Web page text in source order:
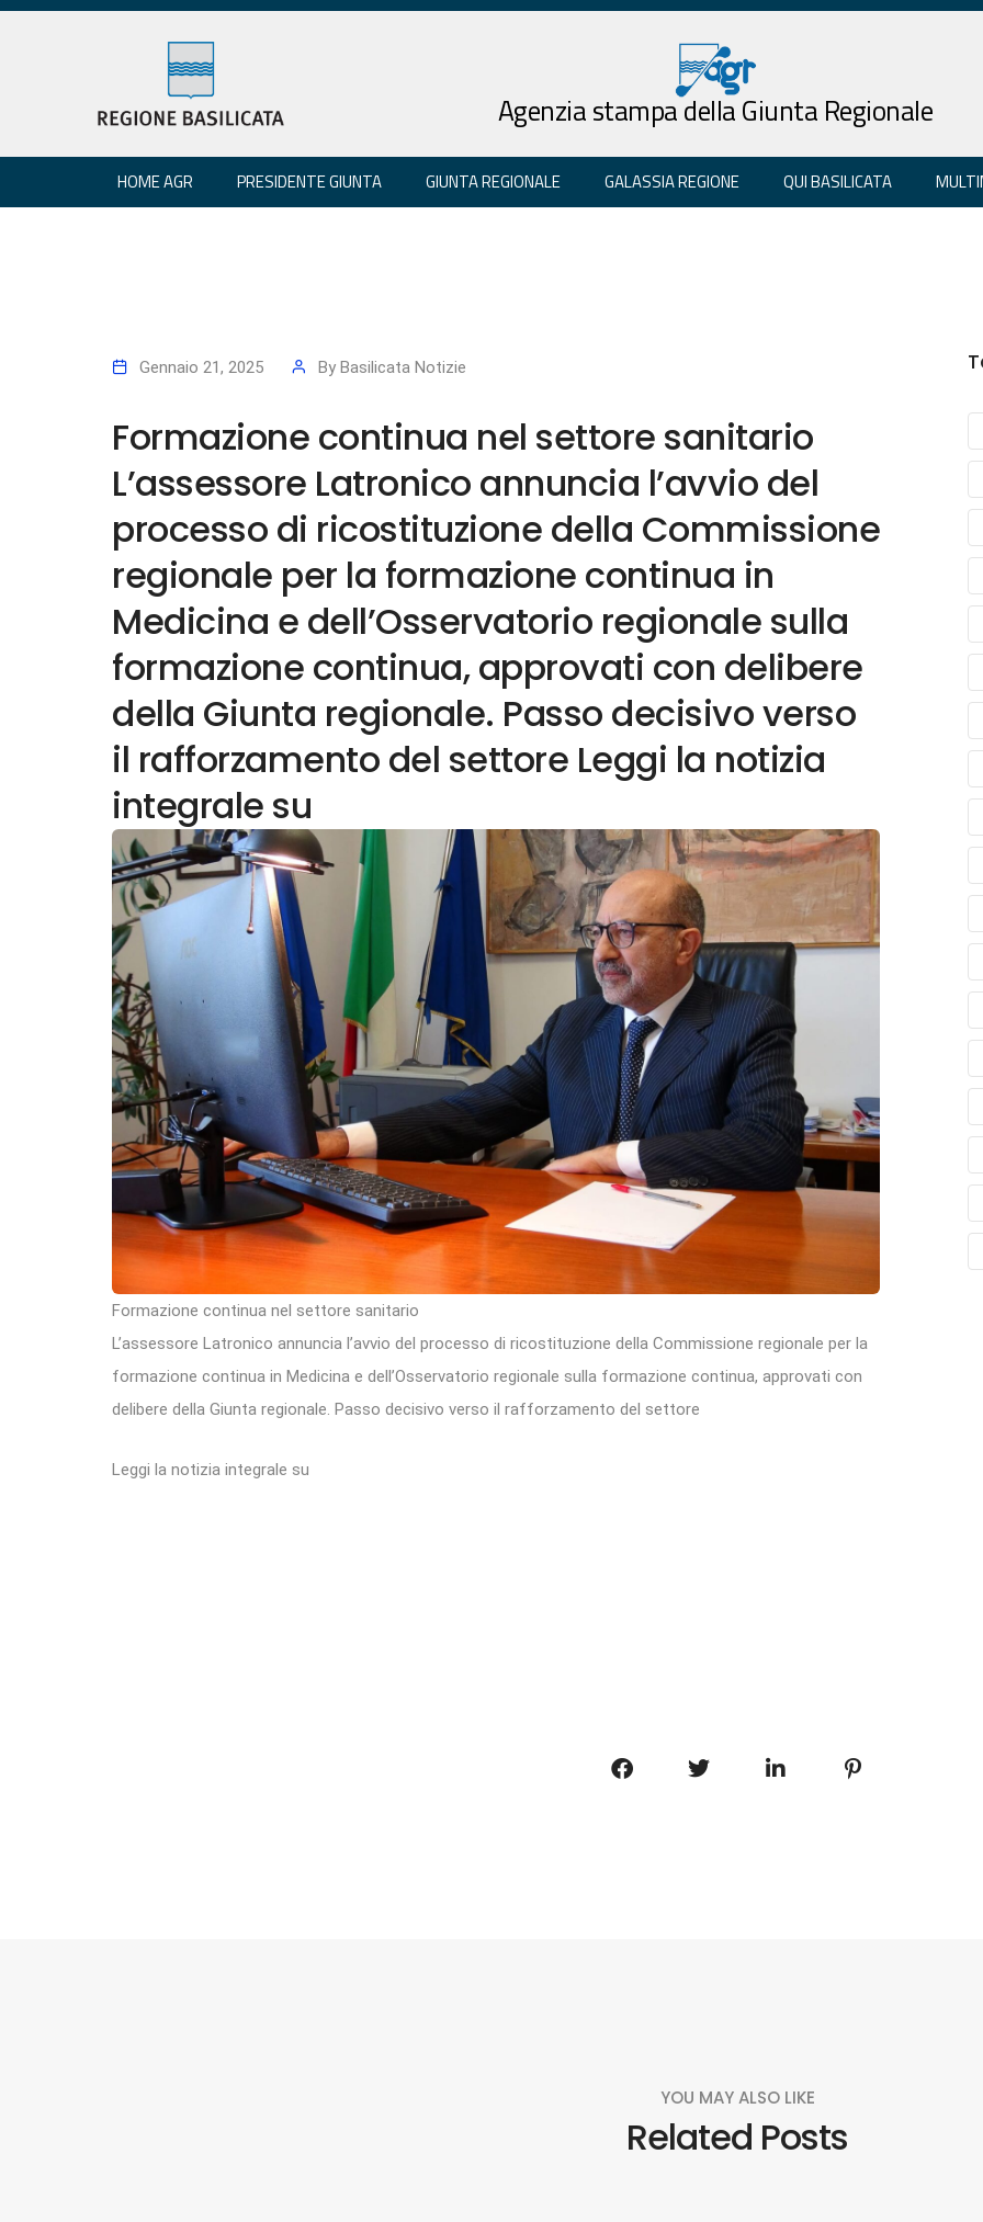
Agenzia stampa della Giunta Regionale
HOME AGR PRESIDENTE GIUNTA GIUNTA REGIONALE GALASSIA REGIONE QUI BASILICATA
Gennaio 21, 2025 By Basilicata Notizie
Formazione continua nel settore sanitario
L’assessore Latronico annuncia l’avvio del
processo di ricostituzione della Commissione
regionale per la formazione continua in
Medicina e dell’Osservatorio regionale sulla
formazione continua, approvati con delibere
della Giunta regionale. Passo decisivo verso
il rafforzamento del settore Leggi la notizia
integrale su
Formazione continua nel settore sanitario
L’assessore Latronico annuncia l’avvio del processo di ricostituzione della Commissione regionale per la
formazione continua in Medicina e dell’Osservatorio regionale sulla formazione continua, approvati con
delibere della Giunta regionale. Passo decisivo verso il rafforzamento del settore
Leggi la notizia integrale su
YOU MAY ALSO LIKE
Related Posts